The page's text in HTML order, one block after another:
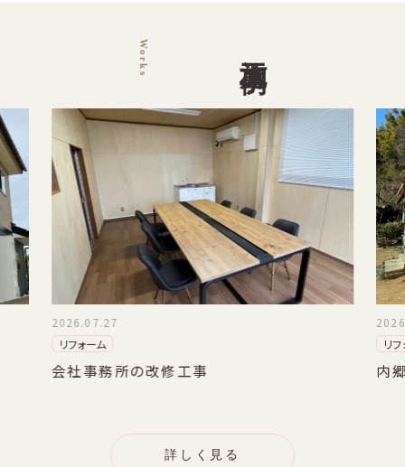
Works
2026.07.27
リフォーム
会社事務所の改修工事
リ
内
詳しく見る